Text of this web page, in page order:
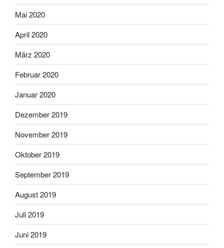
Mai 2020
April 2020
März 2020
Februar 2020
Januar 2020
Dezember 2019
November 2019
Oktober 2019
September 2019
August 2019
Juli 2019
Juni 2019